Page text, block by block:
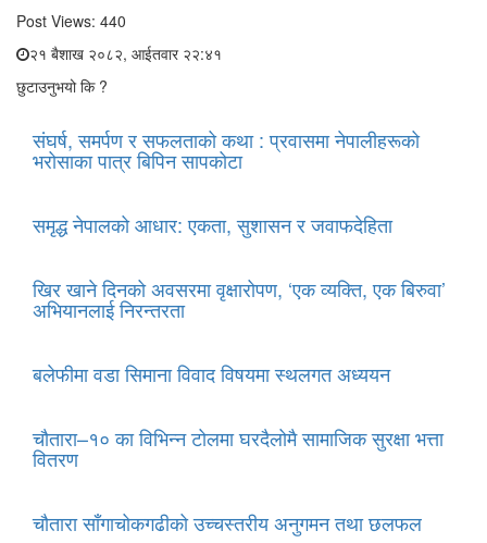
Post Views: 440
२१ बैशाख २०८२, आईतवार २२:४१
छुटाउनुभयो कि ?
संघर्ष, समर्पण र सफलताको कथा : प्रवासमा नेपालीहरूको
भरोसाका पात्र बिपिन सापकोटा
समृद्ध नेपालको आधार: एकता, सुशासन र जवाफदेहिता
खिर खाने दिनको अवसरमा वृक्षारोपण, ‘एक व्यक्ति, एक बिरुवा’
अभियानलाई निरन्तरता
बलेफीमा वडा सिमाना विवाद विषयमा स्थलगत अध्ययन
चौतारा–१० का विभिन्न टोलमा घरदैलोमै सामाजिक सुरक्षा भत्ता
वितरण
चौतारा साँगाचोकगढीको उच्चस्तरीय अनुगमन तथा छलफल